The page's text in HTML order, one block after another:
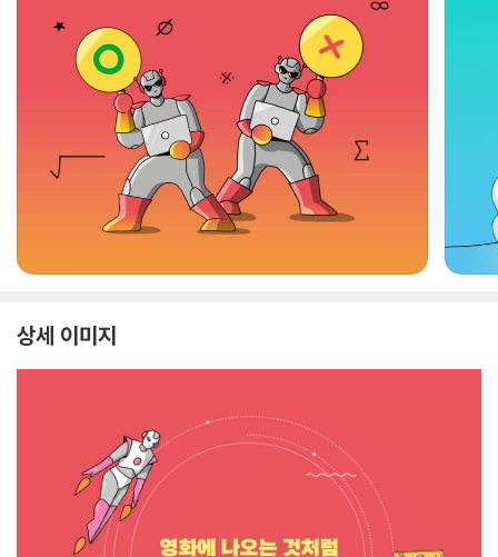
상세 이미지